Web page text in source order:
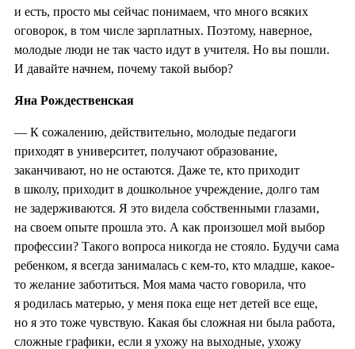
и есть, просто мы сейчас понимаем, что много всяких
оговорок, в том числе зарплатных. Поэтому, наверное,
молодые люди не так часто идут в учителя. Но вы пошли.
И давайте начнем, почему такой выбор?
Яна Рождественская
— К сожалению, действительно, молодые педагоги
приходят в университет, получают образование,
заканчивают, но не остаются. Даже те, кто приходит
в школу, приходит в дошкольное учреждение, долго там
не задерживаются. Я это видела собственными глазами,
на своем опыте прошла это. А как произошел мой выбор
профессии? Такого вопроса никогда не стояло. Будучи сама
ребенком, я всегда занималась с кем-то, кто младше, какое-
то желание заботиться. Моя мама часто говорила, что
я родилась матерью, у меня пока еще нет детей все еще,
но я это тоже чувствую. Какая бы сложная ни была работа,
сложные графики, если я ухожу на выходные, ухожу